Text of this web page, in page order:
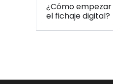
¿Cómo
el fichaje digital?